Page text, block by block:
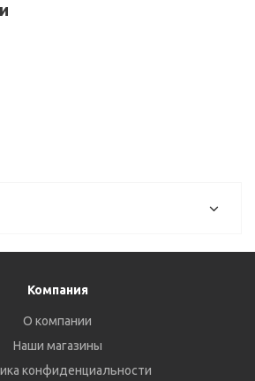
Компания
О компании
Наши магазины
конфиденциальности